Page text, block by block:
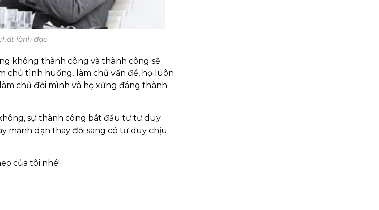
lãnh đạo
không thành công và thành công sẽ
chủ tình huống, làm chủ vấn đề, họ luôn
chủ đời mình và họ xứng đáng thành
sự thành công bắt đầu tư tư duy
mạnh dạn thay đổi sang có tư duy chịu
của tôi nhé!